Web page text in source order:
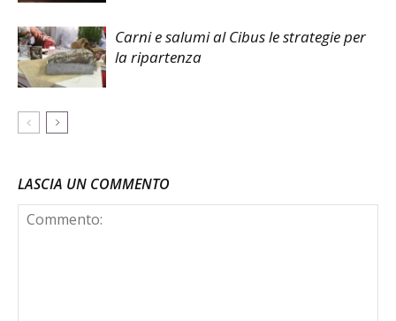
Carni e salumi al Cibus le strategie per
la ripartenza
LASCIA UN COMMENTO